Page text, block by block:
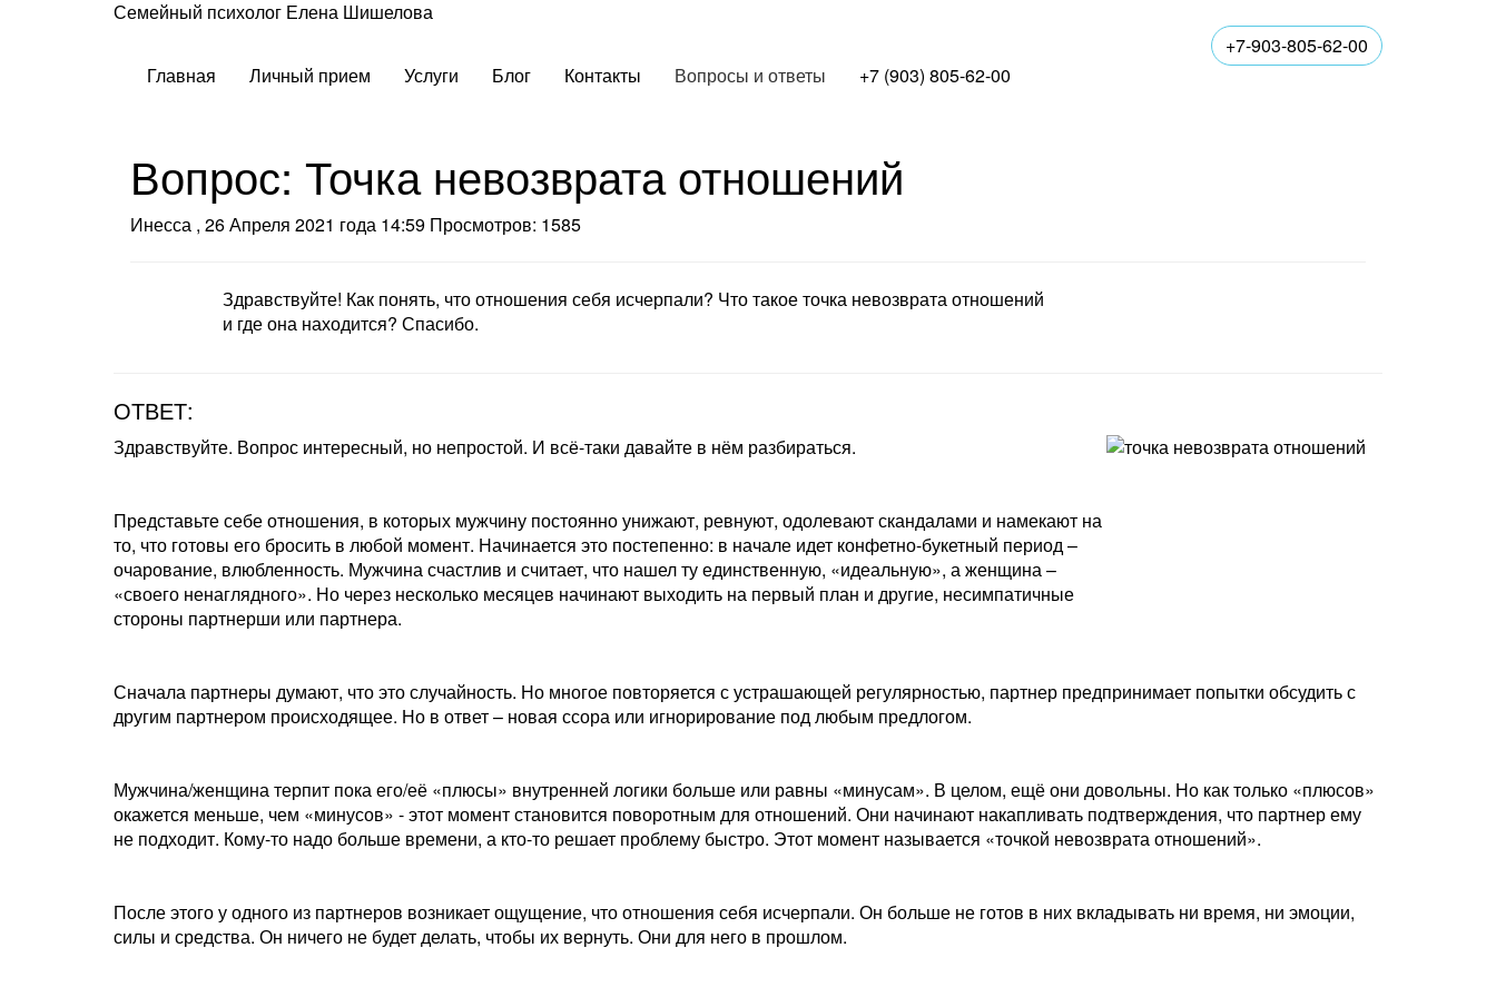
Семейный психолог Елена Шишелова
Главная Личный прием Услуги Блог Контакты Вопросы и ответы +7 (903) 805-62-00
+7-903-805-62-00
Вопрос: Точка невозврата отношений
Инесса , 26 Апреля 2021 года 14:59 Просмотров: 1585
Здравствуйте! Как понять, что отношения себя исчерпали? Что такое точка невозврата отношений
и где она находится? Спасибо.
ОТВЕТ:
Здравствуйте. Вопрос интересный, но непростой. И всё-таки давайте в нём разбираться.
Представьте себе отношения, в которых мужчину постоянно унижают, ревнуют, одолевают скандалами и намекают на
то, что готовы его бросить в любой момент. Начинается это постепенно: в начале идет конфетно-букетный период –
очарование, влюбленность. Мужчина счастлив и считает, что нашел ту единственную, «идеальную», а женщина –
«своего ненаглядного». Но через несколько месяцев начинают выходить на первый план и другие, несимпатичные
стороны партнерши или партнера.
Сначала партнеры думают, что это случайность. Но многое повторяется с устрашающей регулярностью, партнер предпринимает попытки обсудить с
другим партнером происходящее. Но в ответ – новая ссора или игнорирование под любым предлогом.
Мужчина/женщина терпит пока его/её «плюсы» внутренней логики больше или равны «минусам». В целом, ещё они довольны. Но как только «плюсов»
окажется меньше, чем «минусов» - этот момент становится поворотным для отношений. Они начинают накапливать подтверждения, что партнер ему
не подходит. Кому-то надо больше времени, а кто-то решает проблему быстро. Этот момент называется «точкой невозврата отношений».
После этого у одного из партнеров возникает ощущение, что отношения себя исчерпали. Он больше не готов в них вкладывать ни время, ни эмоции,
силы и средства. Он ничего не будет делать, чтобы их вернуть. Они для него в прошлом.